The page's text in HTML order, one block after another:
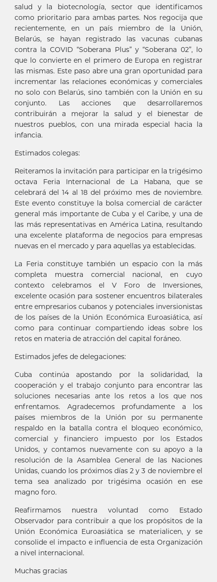
salud y la biotecnología, sector que identificamos
como prioritario para ambas partes. Nos regocija que
recientemente, en un país miembro de la Unión,
Belarús, se hayan registrado las vacunas cubanas
contra la COVID “Soberana Plus” y “Soberana 02”, lo
que lo convierte en el primero de Europa en registrar
las mismas. Este paso abre una gran oportunidad para
incrementar las relaciones económicas y comerciales
no solo con Belarús, sino también con la Unión en su
conjunto. Las acciones que desarrollaremos
contribuirán a mejorar la salud y el bienestar de
nuestros pueblos, con una mirada especial hacia la
infancia.
Estimados colegas:
Reiteramos la invitación para participar en la trigésimo
octava Feria Internacional de La Habana, que se
celebrará del 14 al 18 del próximo mes de noviembre.
Este evento constituye la bolsa comercial de carácter
general más importante de Cuba y el Caribe, y una de
las más representativas en América Latina, resultando
una excelente plataforma de negocios para empresas
nuevas en el mercado y para aquellas ya establecidas.
La Feria constituye también un espacio con la más
completa muestra comercial nacional, en cuyo
contexto celebramos el V Foro de Inversiones,
excelente ocasión para sostener encuentros bilaterales
entre empresarios cubanos y potenciales inversionistas
de los países de la Unión Económica Euroasiática, así
como para continuar compartiendo ideas sobre los
retos en materia de atracción del capital foráneo.
Estimados jefes de delegaciones:
Cuba continúa apostando por la solidaridad, la
cooperación y el trabajo conjunto para encontrar las
soluciones necesarias ante los retos a los que nos
enfrentamos. Agradecemos profundamente a los
países miembros de la Unión por su permanente
respaldo en la batalla contra el bloqueo económico,
comercial y financiero impuesto por los Estados
Unidos, y contamos nuevamente con su apoyo a la
resolución de la Asamblea General de las Naciones
Unidas, cuando los próximos días 2 y 3 de noviembre el
tema sea analizado por trigésima ocasión en ese
magno foro.
Reafirmamos nuestra voluntad como Estado
Observador para contribuir a que los propósitos de la
Unión Económica Euroasiática se materialicen, y se
consolide el impacto e influencia de esta Organización
a nivel internacional.
Muchas gracias